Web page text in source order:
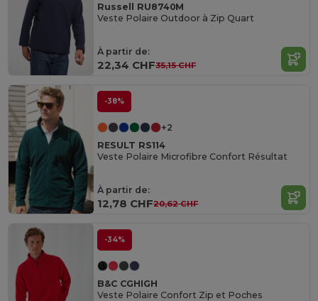
Russell RU8740M
Veste Polaire Outdoor à Zip Quart
À partir de:
22,34 CHF35,15 CHF
-38%
+2
RESULT RS114
Veste Polaire Microfibre Confort Résultat
À partir de:
12,78 CHF20,62 CHF
-34%
B&C CGHIGH
Veste Polaire Confort Zip et Poches